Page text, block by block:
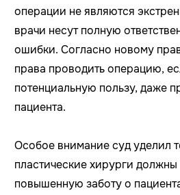
операции не являются
врачи несут полную
ошибки. Согласно новому
права проводить операцию,
потенциальную пользу, даже
пациента.
Особое внимание суд уделил
пластические хирурги должны
повышенную заботу о